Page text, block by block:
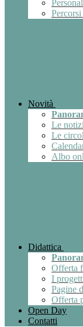
Novità
Le
Le
Albo
Didattica
Offerta
I
Pagine
Offerta
Open Day
Contatti